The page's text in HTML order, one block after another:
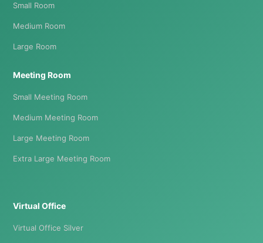
Small Room
Medium Room
Large Room
Meeting Room
Small Meeting Room
Medium Meeting Room
Large Meeting Room
Extra Large Meeting Room
Virtual Office
Virtual Office Silver